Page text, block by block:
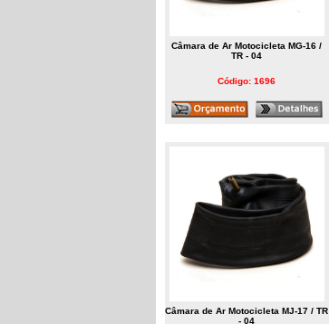
Câmara de Ar Motocicleta MG-16 /
TR - 04
Código: 1696
Câmara de Ar Motocicleta MJ-17 / TR
- 04